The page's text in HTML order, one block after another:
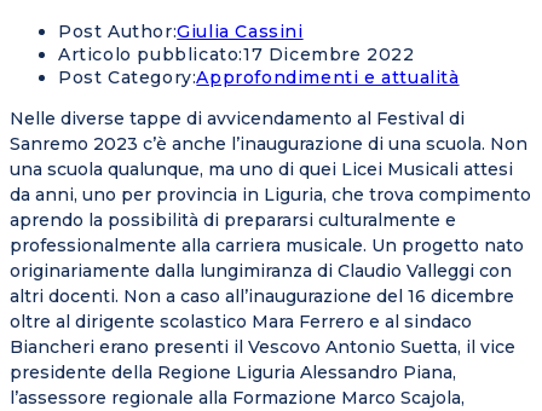
Post Author:Giulia Cassini
Articolo pubblicato:17 Dicembre 2022
Post Category:Approfondimenti e attualità
Nelle diverse tappe di avvicendamento al Festival di
Sanremo 2023 c’è anche l’inaugurazione di una scuola. Non
una scuola qualunque, ma uno di quei Licei Musicali attesi
da anni, uno per provincia in Liguria, che trova compimento
aprendo la possibilità di prepararsi culturalmente e
professionalmente alla carriera musicale. Un progetto nato
originariamente dalla lungimiranza di Claudio Valleggi con
altri docenti. Non a caso all’inaugurazione del 16 dicembre
oltre al dirigente scolastico Mara Ferrero e al sindaco
Biancheri erano presenti il Vescovo Antonio Suetta, il vice
presidente della Regione Liguria Alessandro Piana,
l’assessore regionale alla Formazione Marco Scajola,